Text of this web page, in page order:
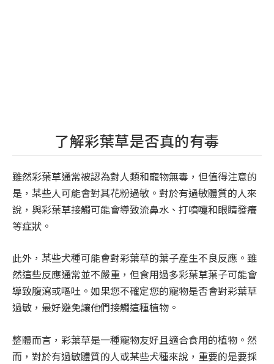
了解彩葉草是否真的有毒
雖然彩葉草通常被認為對人類和寵物無毒，但值得注意的
是，某些人可能會對其花粉過敏。對於有過敏體質的人來
說，與彩葉草接觸可能會導致流鼻水、打噴嚏和眼睛發癢
等症狀。
此外，某些犬種可能會對彩葉草的葉子產生不良反應。雖
然這些反應通常並不嚴重，但食用過多彩葉草葉子可能會
導致腹瀉或嘔吐。如果您不確定您的寵物是否會對彩葉草
過敏，最好避免讓他們接觸這種植物。
整體而言，彩葉草是一種寵物友好且適合食用的植物。然
而，對於有過敏體質的人或某些犬種來說，重要的是要採